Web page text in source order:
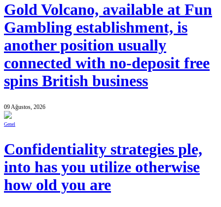
Gold Volcano, available at Fun
Gambling establishment, is
another position usually
connected with no-deposit free
spins British business
09 Ağustos, 2026
Genel
Confidentiality strategies ple,
into has you utilize otherwise
how old you are